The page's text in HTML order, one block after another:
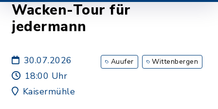
Wacken-Tour für
jedermann
30.07.2026
18:00 Uhr
Kaisermühle
Auufer Wittenbergen